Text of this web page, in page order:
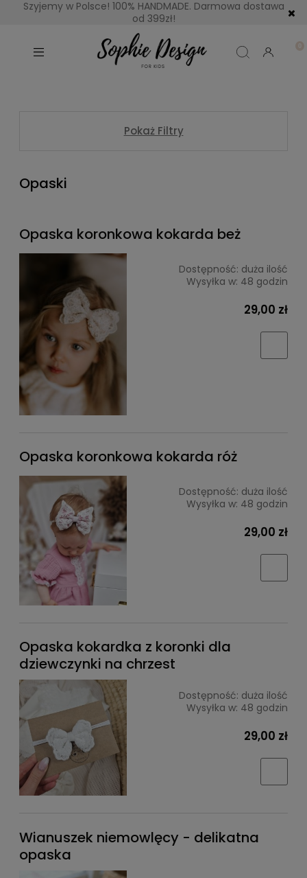
Szyjemy w Polsce! 100% HANDMADE. Darmowa dostawa
od 399zł!
Pokaż Filtry
Opaski
Opaska koronkowa kokarda beż
Dostępność: duża ilość
Wysyłka w: 48 godzin
29,00 zł
Opaska koronkowa kokarda róż
Dostępność: duża ilość
Wysyłka w: 48 godzin
29,00 zł
Opaska kokardka z koronki dla
dziewczynki na chrzest
Dostępność: duża ilość
Wysyłka w: 48 godzin
29,00 zł
Wianuszek niemowlęcy - delikatna
opaska